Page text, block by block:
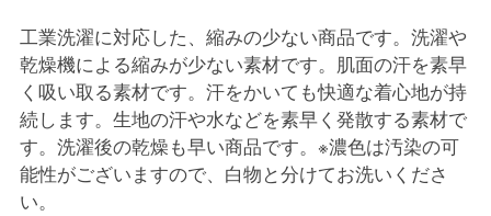
工業洗濯に対応した、縮みの少ない商品です。洗濯や
乾燥機による縮みが少ない素材です。肌面の汗を素早
く吸い取る素材です。汗をかいても快適な着心地が持
続します。生地の汗や水などを素早く発散する素材で
す。洗濯後の乾燥も早い商品です。※濃色は汚染の可
能性がございますので、白物と分けてお洗いくださ
い。